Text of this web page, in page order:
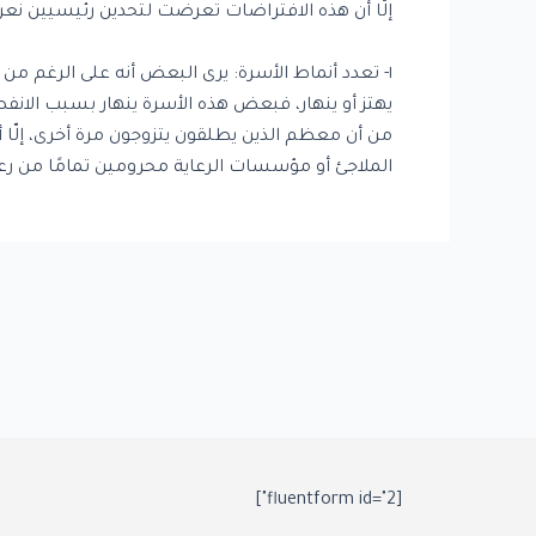
إلّا أن هذه الافتراضات تعرضت لتحدين رئيسيين
١- تعدد أنماط الأسرة: يرى البعض أنه على الرغم
يهتز أو ينهار، فبعض هذه الأسرة ينهار بسبب
من أن معظم الذين يطلقون يتزوجون مرة أخرى، إلّا
الملاجئ أو مؤسسات الرعاية محرومين تمامًا من
[fluentform id="2"]